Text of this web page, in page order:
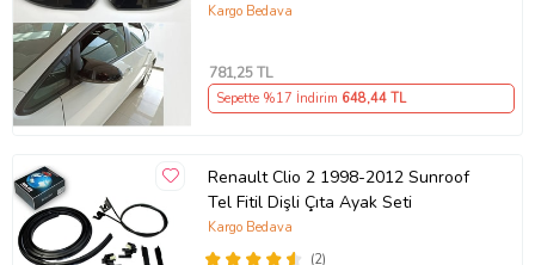
Kargo Bedava
781,25 TL
Sepette %17 İndirim 648,44 TL
Renault Clio 2 1998-2012 Sunroof
Tel Fitil Dişli Çıta Ayak Seti
(2)
Kargo Bedava